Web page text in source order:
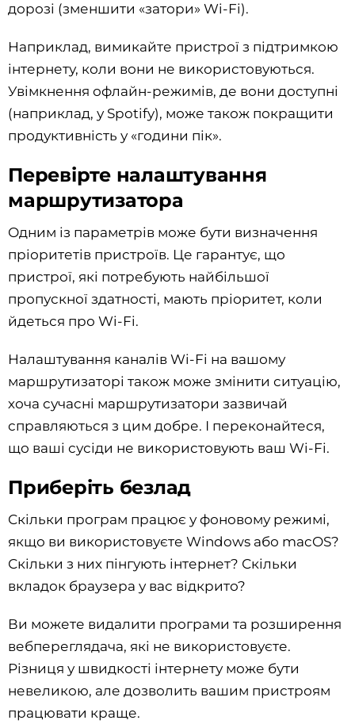
дорозі (зменшити «затори» Wi-Fi).
Наприклад, вимикайте пристрої з підтримкою
інтернету, коли вони не використовуються.
Увімкнення офлайн-режимів, де вони доступні
(наприклад, у Spotify), може також покращити
продуктивність у «години пік».
Перевірте налаштування
маршрутизатора
Одним із параметрів може бути визначення
пріоритетів пристроїв. Це гарантує, що
пристрої, які потребують найбільшої
пропускної здатності, мають пріоритет, коли
йдеться про Wi-Fi.
Налаштування каналів Wi-Fi на вашому
маршрутизаторі також може змінити ситуацію,
хоча сучасні маршрутизатори зазвичай
справляються з цим добре. І переконайтеся,
що ваші сусіди не використовують ваш Wi-Fi.
Приберіть безлад
Скільки програм працює у фоновому режимі,
якщо ви використовуєте Windows або macOS?
Скільки з них пінгують інтернет? Скільки
вкладок браузера у вас відкрито?
Ви можете видалити програми та розширення
вебпереглядача, які не використовуєте.
Різниця у швидкості інтернету може бути
невеликою, але дозволить вашим пристроям
працювати краще.